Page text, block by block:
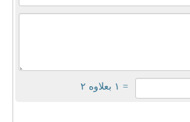
= ۱ بعلاوه ۲